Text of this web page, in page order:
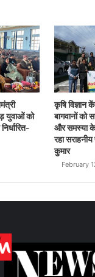
युवाओं को
कृषि विज्ञान
बागवानों को
और समस्या के
रहा
कुमार
February